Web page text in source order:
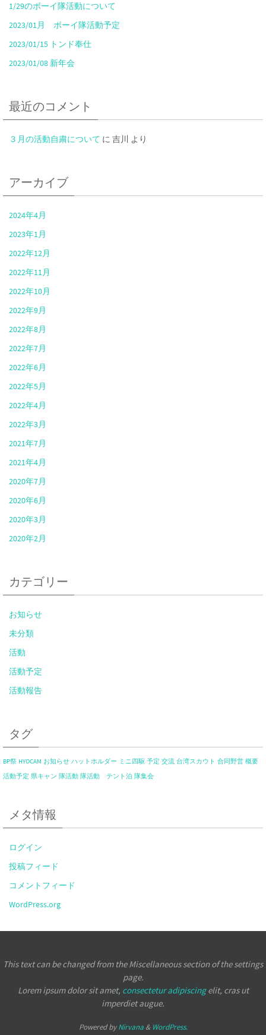
1/29のボーイ隊活動について
2023/01月 ボーイ隊活動予定
2023/01/15 トンド奉仕
2023/01/08 新年会
最近のコメント
３月の活動自粛について に 吉川 より
アーカイブ
2024年4月
2023年1月
2022年12月
2022年11月
2022年10月
2022年9月
2022年8月
2022年7月
2022年6月
2022年5月
2022年4月
2022年3月
2021年7月
2021年4月
2020年7月
2020年6月
2020年3月
2020年2月
カテゴリー
お知らせ
未分類
活動
活動予定
活動報告
タグ
BP祭 HYOCAM お知らせ ハットホルダー ミニ四駆 予定 交流 台湾スカウト 合同野営 概要
活動予定 県キャン 隊活動 隊活動 テント泊 隊集会
メタ情報
ログイン
投稿フィード
コメントフィード
WordPress.org
This text can be changed from the Miscellaneous section of the settings
page.
Lorem ipsumdolor sit amet, consectetur adipiscingelit, cras ut
imperdiet augue.
Powered byNirvana& WordPress.